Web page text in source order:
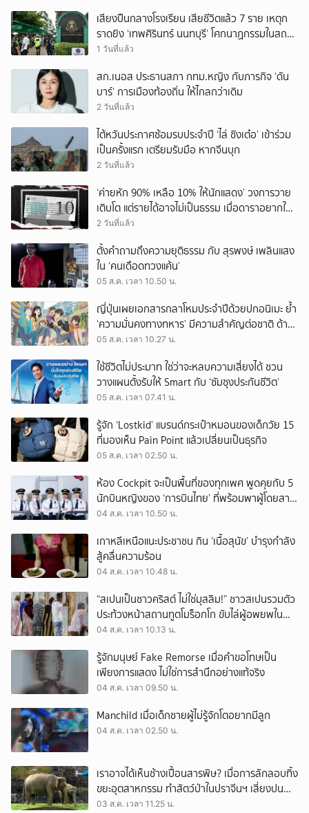
เสียงปืนกลางโรงเรียน เสียชีวิตแล้ว 7 ราย เหตุก
ราดยิง ‘เทพศิรินทร์ นนทบุรี’ โศกนาฏกรรมในสถาน
ศึกษา ครั้งที่ 2 ในรอบปี
1 วันที่แล้ว
สก.เนอส ประธานสภา กทม.หญิง กับภารกิจ ‘ดัน
บาร์’ การเมืองท้องถิ่น ให้ไกลกว่าเดิม
2 วันที่แล้ว
ไต้หวันประกาศซ้อมรบประจำปี ‘ไล่ ชิงเต๋อ’ เข้าร่วม
เป็นครั้งแรก เตรียมรับมือ หากจีนบุก
2 วันที่แล้ว
‘ค่ายหัก 90% เหลือ 10% ให้นักแสดง’ วงการวาย
เติบโต แต่รายได้อาจไม่เป็นธรรม เมื่อดาราอยากให้มี
‘สัญญามาตรฐาน’
2 วันที่แล้ว
ตั้งคำถามถึงความยุติธรรม กับ สุรพงษ์ เพลินแสง
ใน ‘คนเดือดทวงแค้น’
05 ส.ค. เวลา 10.50 น.
ญี่ปุ่นเผยเอกสารกลาโหมประจำปีด้วยปกอนิเมะ ย้ำ
‘ความมั่นคงทางทหาร’ มีความสำคัญต่อชาติ ด้าน
จีนเตือน ขออย่าซ้ำรอยประวัติศาสตร์
05 ส.ค. เวลา 10.27 น.
ใช้ชีวิตไม่ประมาท ใช่ว่าจะหลบความเสี่ยงได้ ชวน
วางแผนตั้งรับให้ Smart กับ ‘ซัมซุงประกันชีวิต’
05 ส.ค. เวลา 07.41 น.
รู้จัก ‘Lostkid’ แบรนด์กระเป๋าหมอนของเด็กวัย 15
ที่มองเห็น Pain Point แล้วเปลี่ยนเป็นธุรกิจ
05 ส.ค. เวลา 02.50 น.
ห้อง Cockpit จะเป็นพื้นที่ของทุกเพศ พูดคุยกับ 5
นักบินหญิงของ ‘การบินไทย’ ที่พร้อมพาผู้โดยสาร
บินไปทั่วโลก
04 ส.ค. เวลา 10.50 น.
เกาหลีเหนือแนะประชาชน กิน ‘เนื้อสุนัข’ บำรุงกำลัง
สู้คลื่นความร้อน
04 ส.ค. เวลา 10.48 น.
“สเปนเป็นชาวคริสต์ ไม่ใช่มุสลิม!” ชาวสเปนรวมตัว
ประท้วงหน้าสถานทูตโมร็อกโก ขับไล่ผู้อพยพใน
เมืองเซวตาออกนอกประเทศ
04 ส.ค. เวลา 10.13 น.
รู้จักมนุษย์ Fake Remorse เมื่อคำขอโทษเป็น
เพียงการแสดง ไม่ใช่การสำนึกอย่างแท้จริง
04 ส.ค. เวลา 09.50 น.
Manchild เมื่อเด็กชายผู้ไม่รู้จักโตอยากมีลูก
04 ส.ค. เวลา 02.50 น.
เราอาจได้เห็นช้างเปื้อนสารพิษ? เมื่อการลักลอบทิ้ง
ขยะอุตสาหกรรม ทำสัตว์ป่าในปราจีนฯ เสี่ยงปน
เปื้อน
03 ส.ค. เวลา 11.25 น.